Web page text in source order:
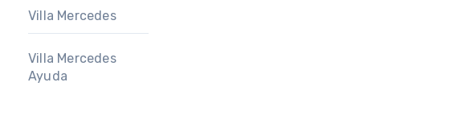
Villa Mercedes
Villa Mercedes
Ayuda